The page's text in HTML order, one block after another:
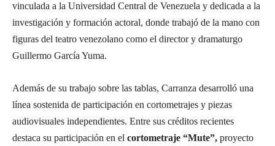
vinculada a la Universidad Central de Venezuela y dedicada a la
investigación y formación actoral, donde trabajó de la mano con
figuras del teatro venezolano como el director y dramaturgo
Guillermo García Yuma.
Además de su trabajo sobre las tablas, Carranza desarrolló una
línea sostenida de participación en cortometrajes y piezas
audiovisuales independientes. Entre sus créditos recientes
destaca su participación en el cortometraje “Mute”, proyecto